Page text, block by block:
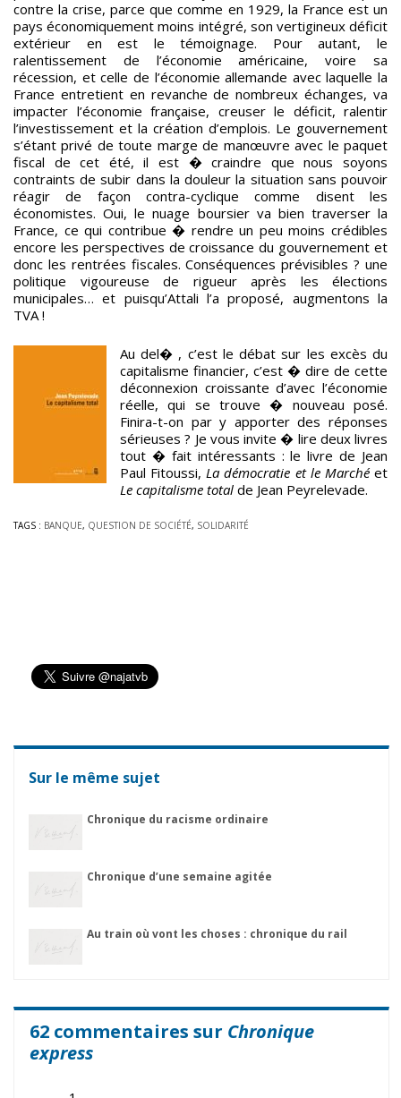
contre la crise, parce que comme en 1929, la France est un
pays économiquement moins intégré, son vertigineux déficit
extérieur en est le témoignage. Pour autant, le
ralentissement de l’économie américaine, voire sa
récession, et celle de l’économie allemande avec laquelle la
France entretient en revanche de nombreux échanges, va
impacter l’économie française, creuser le déficit, ralentir
l’investissement et la création d’emplois. Le gouvernement
s’étant privé de toute marge de manœuvre avec le paquet
fiscal de cet été, il est � craindre que nous soyons
contraints de subir dans la douleur la situation sans pouvoir
réagir de façon contra-cyclique comme disent les
économistes. Oui, le nuage boursier va bien traverser la
France, ce qui contribue � rendre un peu moins crédibles
encore les perspectives de croissance du gouvernement et
donc les rentrées fiscales. Conséquences prévisibles ? une
politique vigoureuse de rigueur après les élections
municipales… et puisqu’Attali l’a proposé, augmentons la
TVA !
Au del� , c’est le débat sur les excès du
capitalisme financier, c’est � dire de cette
déconnexion croissante d’avec l’économie
réelle, qui se trouve � nouveau posé.
Finira-t-on par y apporter des réponses
sérieuses ? Je vous invite � lire deux livres
tout � fait intéressants : le livre de Jean
Paul Fitoussi,La démocratie et le Marchéet
Le capitalisme total de Jean Peyrelevade.
TAGS : BANQUE, QUESTION DE SOCIÉTÉ, SOLIDARITÉ
Sur le même sujet
Chronique du racisme ordinaire
Chronique d’une semaine agitée
Au train où vont les choses : chronique du rail
62 commentaires sur Chronique
express